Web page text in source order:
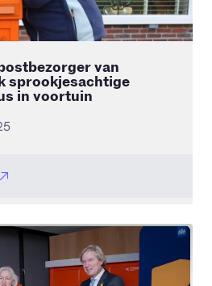
van
sprookjesachtige
in voortuin